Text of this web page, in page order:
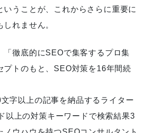
いうことが、これからさらに重要に
れません。
「徹底的にSEOで集客するプロ集
プトのもと、SEO対策を16年間続
字以上の記事を納品するライター
以上の対策キーワードで検索結果3